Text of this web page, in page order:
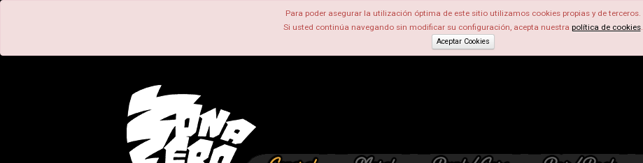
Para poder asegurar la utilización óptima de este sitio utilizamos cookies propias y de terceros.
Si usted continúa navegando sin modificar su configuración, acepta nuestra política de cookies.
Aceptar Cookies